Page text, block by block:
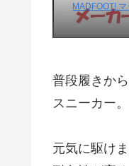
MADFOOT!
普段履きか
スニーカー。
元気に駆け